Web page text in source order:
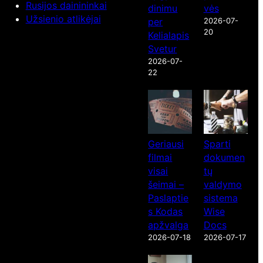
Rusijos dainininkai
Užsienio atlikėjai
dinimu
per
Kelialapis
Svetur
2026-07-
22
vės
2026-07-
20
Geriausi
filmai
visai
šeimai –
Paslaptie
s Kodas
apžvalga
2026-07-18
Sparti
dokumen
tų
valdymo
sistema
Wise
Docs
2026-07-17